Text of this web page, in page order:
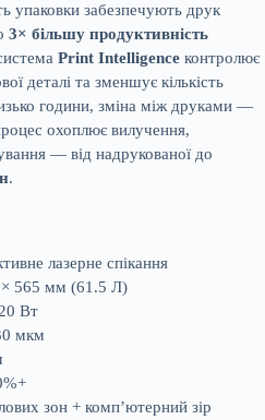
упаковки забезпечують друк
3× більшу продуктивність
Print Intelligence контролює
деталі та зменшує кількість
години, зміна між друками —
охоплює вилучення,
— від надрукованої до
.
лазерне спікання
565 мм (61.5 Л)
Вт
мкм
зон + комп’ютерний зір